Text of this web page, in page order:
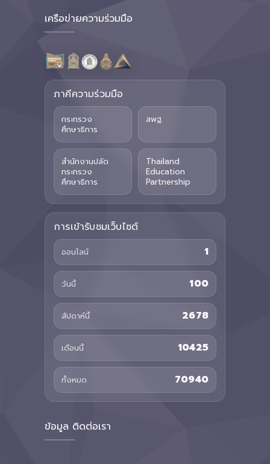
เครือข่ายความร่วมมือ
ภาคีความร่วมมือ
กระทรวง
ศึกษาธิการ
สพฐ.
สำนักงานปลัด
กระทรวง
ศึกษาธิการ
Thailand
Education
Partnership
การเข้ารับชมเว็บไซต์
ออนไลน์ 1
วันนี้ 100
สัปดาห์นี้ 2678
เดือนนี้ 10425
ทั้งหมด 70940
ข้อมูล ติดต่อเรา